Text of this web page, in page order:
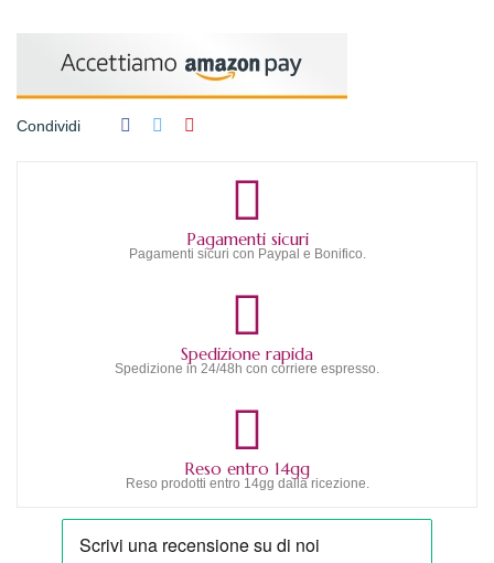
Condividi
Pagamenti sicuri
Pagamenti sicuri con Paypal e Bonifico.
Spedizione rapida
Spedizione in 24/48h con corriere espresso.
Reso entro 14gg
Reso prodotti entro 14gg dalla ricezione.